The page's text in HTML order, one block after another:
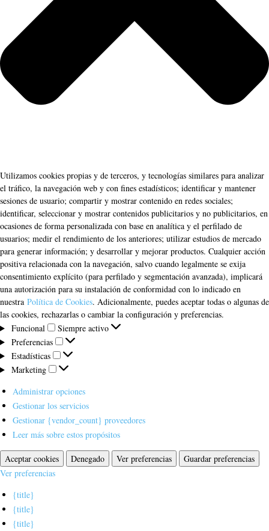
Utilizamos cookies propias y de terceros, y tecnologías similares para analizar
el tráfico, la navegación web y con fines estadísticos; identificar y mantener
sesiones de usuario; compartir y mostrar contenido en redes sociales;
identificar, seleccionar y mostrar contenidos publicitarios y no publicitarios, en
ocasiones de forma personalizada con base en analítica y el perfilado de
usuarios; medir el rendimiento de los anteriores; utilizar estudios de mercado
para generar información; y desarrollar y mejorar productos. Cualquier acción
positiva relacionada con la navegación, salvo cuando legalmente se exija
consentimiento explícito (para perfilado y segmentación avanzada), implicará
una autorización para su instalación de conformidad con lo indicado en
nuestra Política de Cookies. Adicionalmente, puedes aceptar todas o algunas de
las cookies, rechazarlas o cambiar la configuración y preferencias.
Funcional
Funcional
Siempre activo
Preferencias
Preferencias
Estadísticas
Estadísticas
Marketing
Marketing
Administrar opciones
Gestionar los servicios
Gestionar {vendor_count} proveedores
Leer más sobre estos propósitos
Aceptar cookies Denegado Ver preferencias
Guardar preferencias
Ver preferencias
{title}
{title}
{title}